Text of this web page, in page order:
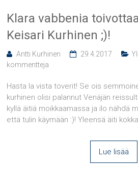
Klara vabbenia
Keisari Kurhinen ;)!
Antti Kurhinen 29.4.2017
kommentteja
Hasta la vista toverit! Se ois
kurhinen olisi palannut Venäjän
kyllä äitiä moikkaamassa ja ilo nähdä
että tulin käymään :)! Yleensä äiti
Lue lisää